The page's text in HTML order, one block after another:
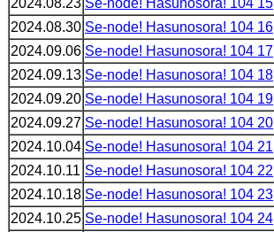
2024.08.30 Se-node! Hasunosora! 104 16
2024.09.06 Se-node! Hasunosora! 104 17
2024.09.13 Se-node! Hasunosora! 104 18
2024.09.20 Se-node! Hasunosora! 104 19
2024.09.27 Se-node! Hasunosora! 104 20
2024.10.04 Se-node! Hasunosora! 104 21
2024.10.11 Se-node! Hasunosora! 104 22
2024.10.18 Se-node! Hasunosora! 104 23
2024.10.25 Se-node! Hasunosora! 104 24